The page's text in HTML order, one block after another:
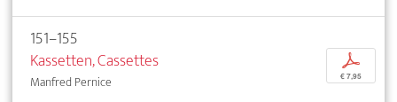
151–155
Kassetten, Cassettes
Manfred Pernice
p
€ 7,95